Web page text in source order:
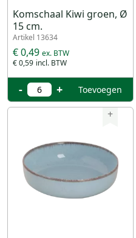
Komschaal Kiwi groen, Ø
15 cm.
Artikel 13634
€ 0,59
€ 0,49
- + Toevoegen
+